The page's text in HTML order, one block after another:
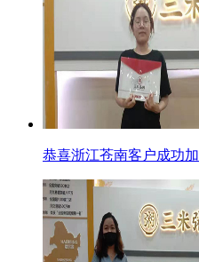
恭喜浙江苍南客户成功加